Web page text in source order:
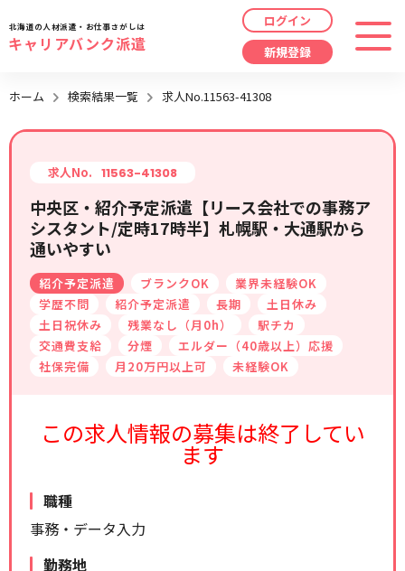
職種 指定なし
給与 時給/日給/月給から選択
こだわり 指定なし
キーワード 指定なし
最近見た求人
最近利用した検索条件
検索履歴はありません。
北海道の人材派遣・お仕事さがしは
キャリアバンク派遣
ログイン
新規登録
ホーム 検索結果一覧 求人No.11563-41308
求人No. 11563-41308
中央区・紹介予定派遣【リース会社での事務ア
シスタント/定時17時半】札幌駅・大通駅から
通いやすい
紹介予定派遣 ブランクOK
業界未経験OK
学歴不問
紹介予定派遣 長期
土日休み
土日祝休み
残業なし（月0h）
駅チカ
交通費支給
分煙
エルダー（40歳以上）応援
社保完備
月20万円以上可 未経験OK
この求人情報の募集は終了してい
ます
職種
事務・データ入力
勤務地